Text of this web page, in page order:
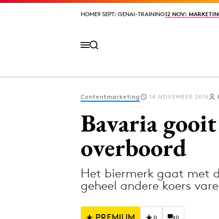
HOME9 SEPT: GENAI-TRAINING12 NOV:
HOME9 SEPT: GENAI-TRAINING12 NOV:
Design
Digital
Diversiteit
Contentmarketing 14 NOVEMBER 2016
Bavaria
overboord
Het biermerk gaat met
geheel andere koers
0 0